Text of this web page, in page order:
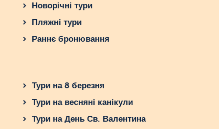
Новорічні тури
Пляжні тури
Раннє бронювання
Тури на 8 березня
Тури на весняні канікули
Тури на День Св. Валентина